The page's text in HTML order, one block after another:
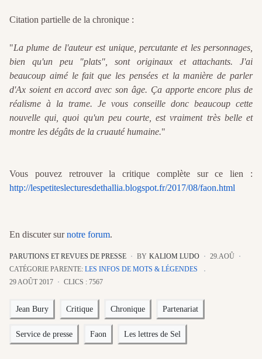
Citation partielle de la chronique :
"La plume de l'auteur est unique, percutante et les personnages,
bien qu'un peu "plats", sont originaux et attachants. J'ai
beaucoup aimé le fait que les pensées et la manière de parler
d'Ax soient en accord avec son âge. Ça apporte encore plus de
réalisme à la trame. Je vous conseille donc beaucoup cette
nouvelle qui, quoi qu'un peu courte, est vraiment très belle et
montre les dégâts de la cruauté humaine."
Vous pouvez retrouver la critique complète sur ce lien :
http://lespetiteslecturesdethallia.blogspot.fr/2017/08/faon.html
En discuter surnotre forum.
PARUTIONS ET REVUES DE PRESSE BY KALIOM LUDO
29.AOÛ
CATÉGORIE PARENTE: LES INFOS DE MOTS & LÉGENDES
29 AOÛT 2017
CLICS : 7567
Jean Bury Critique Chronique Partenariat
Service de presse Faon Les lettres de Sel